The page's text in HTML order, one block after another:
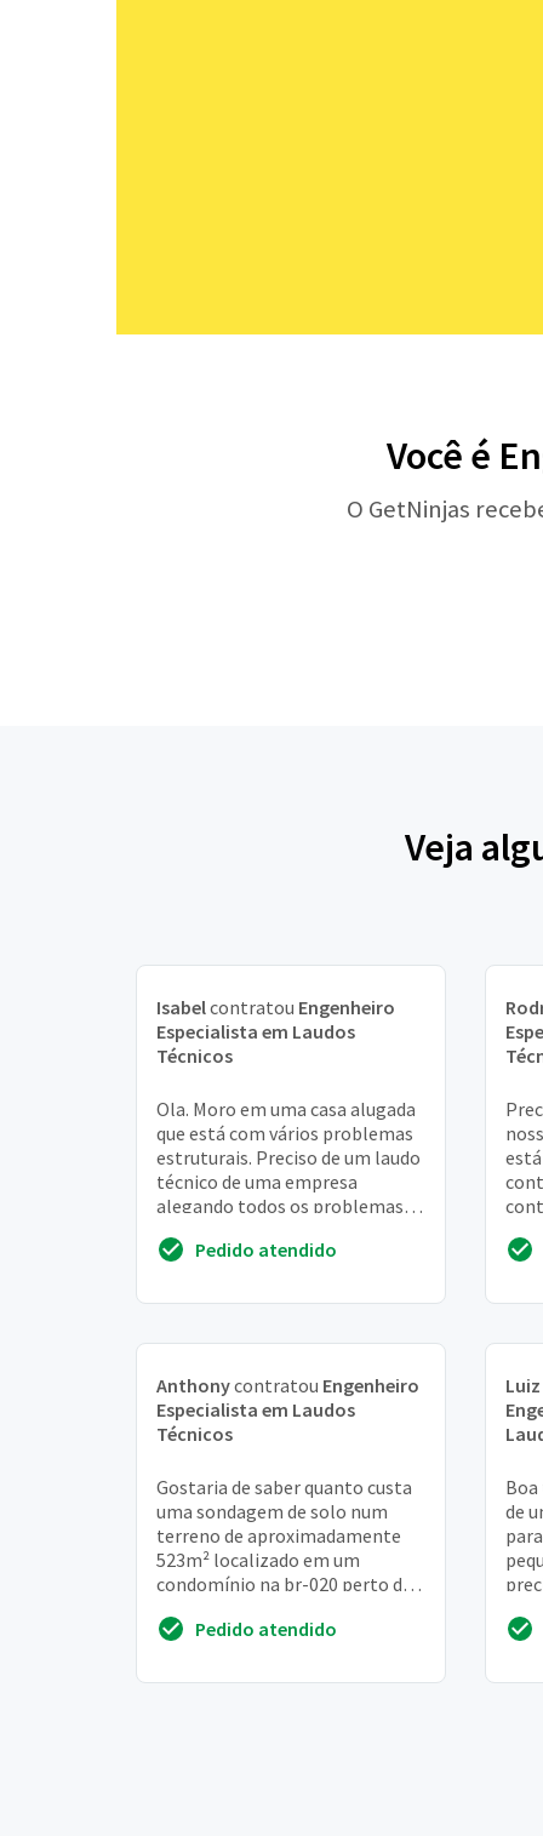
Você é
O GetNinjas
Veja
Isabelcontratou Engenheiro
Especialista em Laudos
Técnicos
Ola. Moro em uma casa alugada
que está com vários problemas
estruturais. Preciso de um laudo
técnico de uma empresa
alegando todos os problemas e
da casa par...
Pedido atendido
Anthonycontratou Engenheiro
Especialista em Laudos
Técnicos
Gostaria de saber quanto custa
uma sondagem de solo num
terreno de aproximadamente
523m² localizado em um
condomínio na br-020 perto de
com 2 furos
Pedido atendido
de